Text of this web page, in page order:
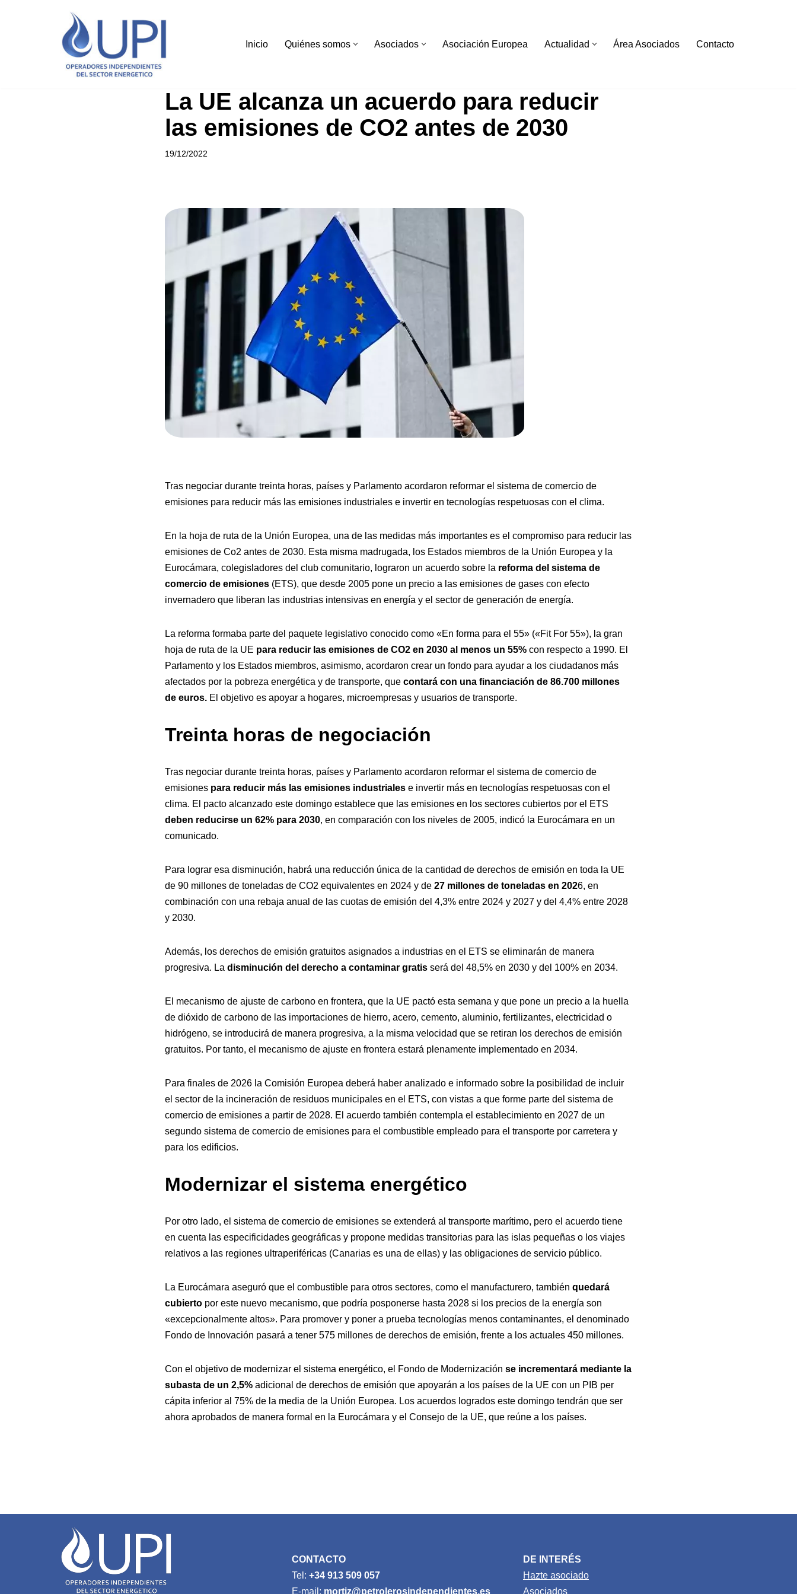
Inicio Quiénes somos Asociados Asociación Europea Actualidad Área Asociados Contacto
La UE alcanza un acuerdo para reducir
las emisiones de CO2 antes de 2030
19/12/2022
Tras negociar durante treinta horas, países y Parlamento acordaron reformar el sistema de comercio de
emisiones para reducir más las emisiones industriales e invertir en tecnologías respetuosas con el clima.
En la hoja de ruta de la Unión Europea, una de las medidas más importantes es el compromiso para reducir las
emisiones de Co2 antes de 2030. Esta misma madrugada, los Estados miembros de la Unión Europea y la
Eurocámara, colegisladores del club comunitario, lograron un acuerdo sobre la reforma del sistema de
comercio de emisiones(ETS), que desde 2005 pone un precio a las emisiones de gases con efecto
invernadero que liberan las industrias intensivas en energía y el sector de generación de energía.
La reforma formaba parte del paquete legislativo conocido como «En forma para el 55» («Fit For 55»), la gran
hoja de ruta de la UE para reducir las emisiones de CO2 en 2030 al menos un 55%con respecto a 1990. El
Parlamento y los Estados miembros, asimismo, acordaron crear un fondo para ayudar a los ciudadanos más
afectados por la pobreza energética y de transporte, que contará con una financiación de 86.700 millones
de euros.El objetivo es apoyar a hogares, microempresas y usuarios de transporte.
Treinta horas de negociación
Tras negociar durante treinta horas, países y Parlamento acordaron reformar el sistema de comercio de
emisiones para reducir más las emisiones industrialese invertir más en tecnologías respetuosas con el
clima. El pacto alcanzado este domingo establece que las emisiones en los sectores cubiertos por el ETS
deben reducirse un 62% para 2030, en comparación con los niveles de 2005, indicó la Eurocámara en un
comunicado.
Para lograr esa disminución, habrá una reducción única de la cantidad de derechos de emisión en toda la UE
de 90 millones de toneladas de CO2 equivalentes en 2024 y de27 millones de toneladas en 2026, en
combinación con una rebaja anual de las cuotas de emisión del 4,3% entre 2024 y 2027 y del 4,4% entre 2028
y 2030.
Además, los derechos de emisión gratuitos asignados a industrias en el ETS se eliminarán de manera
progresiva. La disminución del derecho a contaminar gratis será del 48,5% en 2030 y del 100% en 2034.
El mecanismo de ajuste de carbono en frontera, que la UE pactó esta semana y que pone un precio a la huella
de dióxido de carbono de las importaciones de hierro, acero, cemento, aluminio, fertilizantes, electricidad o
hidrógeno, se introducirá de manera progresiva, a la misma velocidad que se retiran los derechos de emisión
gratuitos. Por tanto, el mecanismo de ajuste en frontera estará plenamente implementado en 2034.
Para finales de 2026 la Comisión Europea deberá haber analizado e informado sobre la posibilidad de incluir
el sector de la incineración de residuos municipales en el ETS, con vistas a que forme parte del sistema de
comercio de emisiones a partir de 2028. El acuerdo también contempla el establecimiento en 2027 de un
segundo sistema de comercio de emisiones para el combustible empleado para el transporte por carretera y
para los edificios.
Modernizar el sistema energético
Por otro lado, el sistema de comercio de emisiones se extenderá al transporte marítimo, pero el acuerdo tiene
en cuenta las especificidades geográficas y propone medidas transitorias para las islas pequeñas o los viajes
relativos a las regiones ultraperiféricas (Canarias es una de ellas) y las obligaciones de servicio público.
La Eurocámara aseguró que el combustible para otros sectores, como el manufacturero, también quedará
cubiertopor este nuevo mecanismo, que podría posponerse hasta 2028 si los precios de la energía son
«excepcionalmente altos». Para promover y poner a prueba tecnologías menos contaminantes, el denominado
Fondo de Innovación pasará a tener 575 millones de derechos de emisión, frente a los actuales 450 millones.
Con el objetivo de modernizar el sistema energético, el Fondo de Modernización se incrementará mediante la
subasta de un 2,5%adicional de derechos de emisión que apoyarán a los países de la UE con un PIB per
cápita inferior al 75% de la media de la Unión Europea. Los acuerdos logrados este domingo tendrán que ser
ahora aprobados de manera formal en la Eurocámara y el Consejo de la UE, que reúne a los países.
CONTACTO
Tel: +34 913 509 057
E-mail: mortiz@petrolerosindependientes.es
DE INTERÉS
Hazte asociado
Asociados